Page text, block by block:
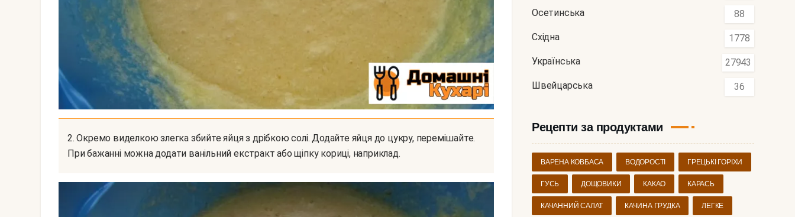
2. Окремо виделкою злегка збийте яйця з дрібкою солі. Додайте яйця до цукру, перемішайте.
При бажанні можна додати ванільний екстракт або щіпку кориці, наприклад.
Осетинська 88
Східна 1778
Українська 27943
Швейцарська 36
Рецепти за продуктами
ВАРЕНА КОВБАСА ВОДОРОСТІ ГРЕЦЬКІ ГОРІХИ
ГУСЬ ДОЩОВИКИ КАКАО КАРАСЬ
КАЧАННИЙ САЛАТ КАЧИНА ГРУДКА ЛЕГКЕ